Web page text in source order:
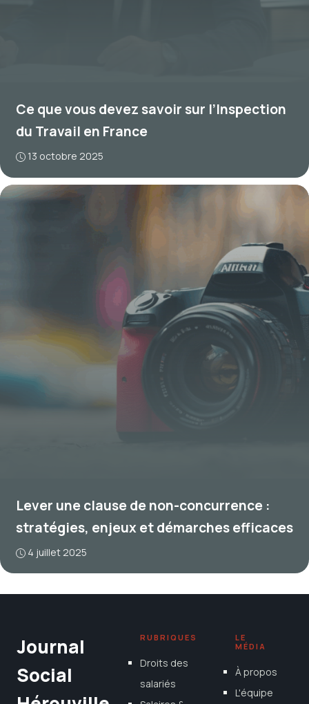
Ce que vous devez savoir sur l’Inspection
du Travail en France
13 octobre 2025
Lever une clause de non-concurrence :
stratégies, enjeux et démarches efficaces
4 juillet 2025
Journal
Social
RUBRIQUES
Droits des
salariés
LE
MÉDIA
À propos
L'équipe